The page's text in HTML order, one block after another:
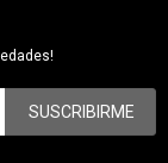
SUSCRIBIRME